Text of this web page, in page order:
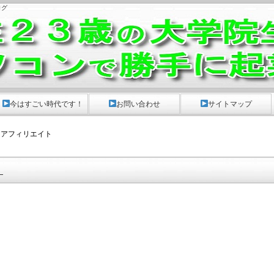
グ
フィリエイト
今はすごい時代です！ お問い合わせ サイトマップ